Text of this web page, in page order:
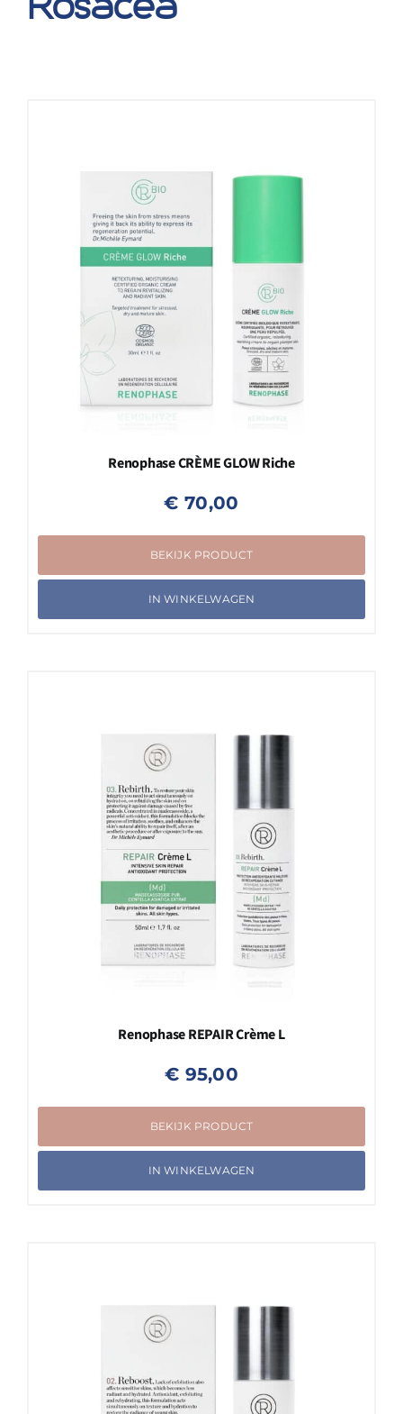
Renophase CRÈME GLOW Riche
€ 70,00
BEKIJK PRODUCT
IN WINKELWAGEN
Renophase REPAIR Crème L
€ 95,00
BEKIJK PRODUCT
IN WINKELWAGEN